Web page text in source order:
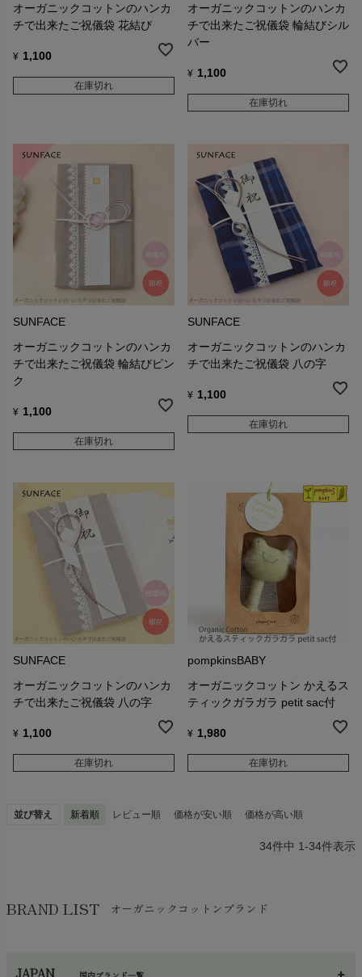
オーガニックコットンのハンカ
チで出来たご祝儀袋 花結び
¥ 1,100
在庫切れ
オーガニックコットンのハンカ
チで出来たご祝儀袋 輪結びシル
バー
¥ 1,100
在庫切れ
SUNFACE
オーガニックコットンのハンカ
チで出来たご祝儀袋 輪結びピン
ク
¥ 1,100
在庫切れ
SUNFACE
オーガニックコットンのハンカ
チで出来たご祝儀袋 八の字
¥ 1,100
在庫切れ
SUNFACE
オーガニックコットンのハンカ
チで出来たご祝儀袋 八の字
¥ 1,100
在庫切れ
pompkinsBABY
オーガニックコットン かえるス
ティックガラガラ petit sac付
¥ 1,980
在庫切れ
並び替え 新着順 レビュー順 価格が安い順 価格が高い順
34件中 1-34件表示
BRAND LIST オーガニックコットンブランド
JAPAN